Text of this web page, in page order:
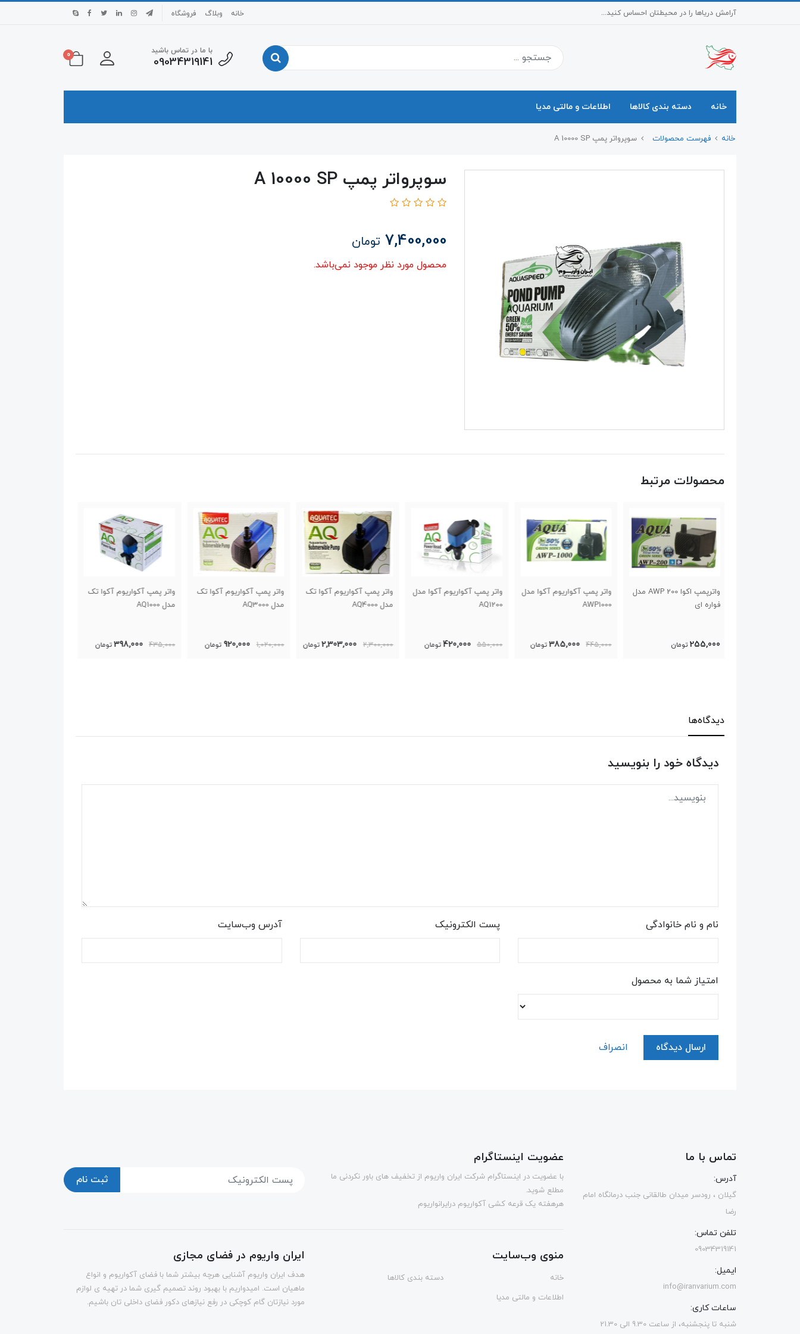
آرامش دریاها را در محیطتان احساس کنید... خانه وبلاگ فروشگاه
با ما در تماس باشید
09034319141
0
خانه دسته بندی کالاها اطلاعات و مالتی مدیا
خانه فهرست محصولات سوپرواتر پمپ A 10000 SP
سوپرواتر پمپ A 10000 SP
7,400,000 تومان
محصول مورد نظر موجود نمی‌باشد.
محصولات مرتبط
واتر پمپ آکواریوم آکوا مدل
AWP1000
445,000
385,000
واتر پمپ آکواریوم آکوا مدل
AQ1200
550,000
420,000 تومان
واتر پمپ آکواریوم آکوا تک
مدل AQ4000
2,300,000
2,303,000 تومان
واتر پمپ آکواریوم آکوا تک
مدل AQ3000
1,020,000
920,000 تومان
واتر پمپ آکواریوم آکوا تک
مدل AQ1000
435,000
398,000 تومان
واتر پمپ آکواریوم آکوا تک
مدل AQ1200
470,000
387,000 تومان
دیدگاه‌ها
دیدگاه خود را بنویسید
نام و نام خانوادگی پست الکترونیک آدرس وب‌سایت
امتیاز شما به محصول
ارسال دیدگاه انصراف
تماس با ما
آدرس:
گیلان ، رودسر میدان طالقانی جنب درمانگاه امام
رضا
تلفن تماس:
09034319141
ایمیل:
info@iranvarium.com
ساعات کاری:
شنبه تا پنجشنبه، از ساعت 9.30 الی 21.30
عضویت اینستاگرام
با عضویت در اینستاگرام شرکت ایران واریوم از تخفیف های باور نکردنی ما
مطلع شوید.
هرهفته یک قرعه کشی آکواریوم درایرانواریوم
ثبت نام
منوی وب‌سایت
خانه
دسته بندی کالاها
اطلاعات و مالتی مدیا
ایران واریوم در فضای مجازی
هدف ایران واریوم آشنایی هرچه بیشتر شما با فضای آکواریوم و انواع
ماهیان است. امیدواریم با بهبود روند تصمیم گیری شما در تهیه ی لوازم
مورد نیازتان گام کوچکی در رفع نیازهای دکور فضای داخلی تان باشیم.